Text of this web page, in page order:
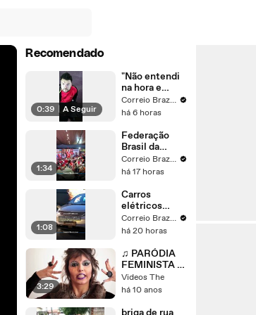
Recomendado
0:39 A Seguir
"Não entendi
na hora e
aconteceu",
diz homem
esfaquear
criança de 11
anos na
Estrutural
Correio Braziliense
há 6 horas
1:34
Federação
Brasil da
Esperança
lança Leandro
disputar o
GDF
Correio Braziliense
há 17 horas
1:08
Carros
elétricos
ocupam os 3
primeiros
vendas no
Brasil em
julho
Correio Braziliense
há 20 horas
3:29
♫ PARÓDIA
FEMINISTA -
MC Biel
'Química'
Barbara
Videos The
há 10 anos